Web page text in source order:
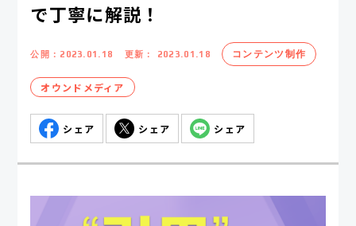
で丁寧に解説！
公開： 2023.01.18 更新： 2023.01.18 コンテンツ制作
オウンドメディア
シェア シェア シェア